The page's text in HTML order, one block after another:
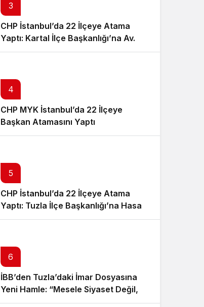
3
CHP İstanbul’da 22 İlçeye Atama
Yaptı: Kartal İlçe Başkanlığı’na Av.
Neşe Büklü Getirildi
4
CHP MYK İstanbul’da 22 İlçeye
Başkan Atamasını Yaptı
5
CHP İstanbul’da 22 İlçeye Atama
Yaptı: Tuzla İlçe Başkanlığı’na Hasan
Uzunyayla Getirildi
6
İBB’den Tuzla’daki İmar Dosyasına
Yeni Hamle: “Mesele Siyaset Değil,
Kamu Yararı”